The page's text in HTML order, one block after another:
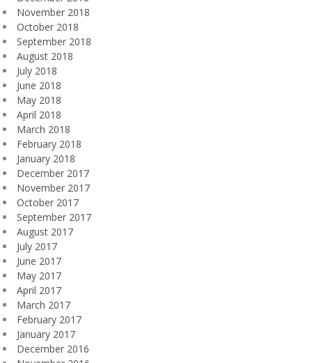
November 2018
October 2018
September 2018
August 2018
July 2018
June 2018
May 2018
April 2018
March 2018
February 2018
January 2018
December 2017
November 2017
October 2017
September 2017
August 2017
July 2017
June 2017
May 2017
April 2017
March 2017
February 2017
January 2017
December 2016